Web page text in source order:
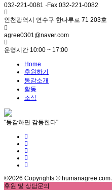
032-221-0081 ·Fax 032-221-0082
인천광역시 연수구 한나루로 71 203호
agree0301@naver.com
운영시간 10:00 ~ 17:00
Home
후원하기
동감소개
활동
소식
"동감하면 감동한다"
©2026 Copyrights © humanagree.com
후원 및 상담문의